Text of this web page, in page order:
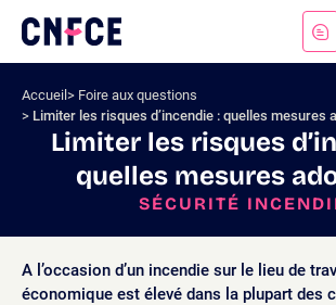
contenu
Logo
site
Accueil
Foire aux questions
Limiter les risques d’incendie : quelles mesures
Limiter les risques
quelles mesures
SÉCURITÉ
A l’occasion d’un incendie sur le lieu de
économique est élevé dans la plupart des